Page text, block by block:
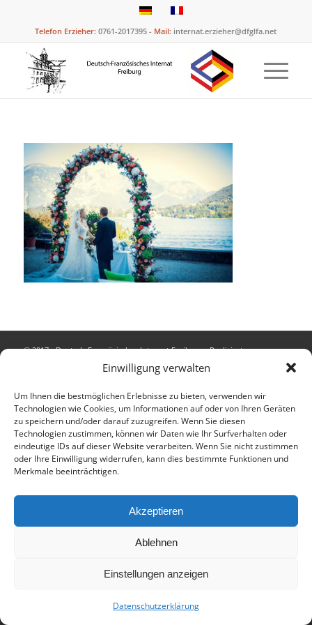
Einwilligung verwalten
Um Ihnen die bestmöglichen Erlebnisse zu bieten, verwenden wir
Technologien wie Cookies, um Informationen auf oder von Ihren Geräten
zu speichern und/oder darauf zuzugreifen. Wenn Sie diesen
Technologien zustimmen, können wir Daten wie Ihr Surfverhalten oder
eindeutige IDs auf dieser Website verarbeiten. Wenn Sie nicht zustimmen
oder Ihre Einwilligung widerrufen, kann dies bestimmte Funktionen und
Merkmale beeinträchtigen.
Akzeptieren
Ablehnen
Einstellungen anzeigen
Datenschutzerklärung
Telefon Erzieher: 0761-2017395 - Mail: internat.erzieher@dfglfa.net
© 2017 - Deutsch-Französisches Internat Freiburg - Realisiert von